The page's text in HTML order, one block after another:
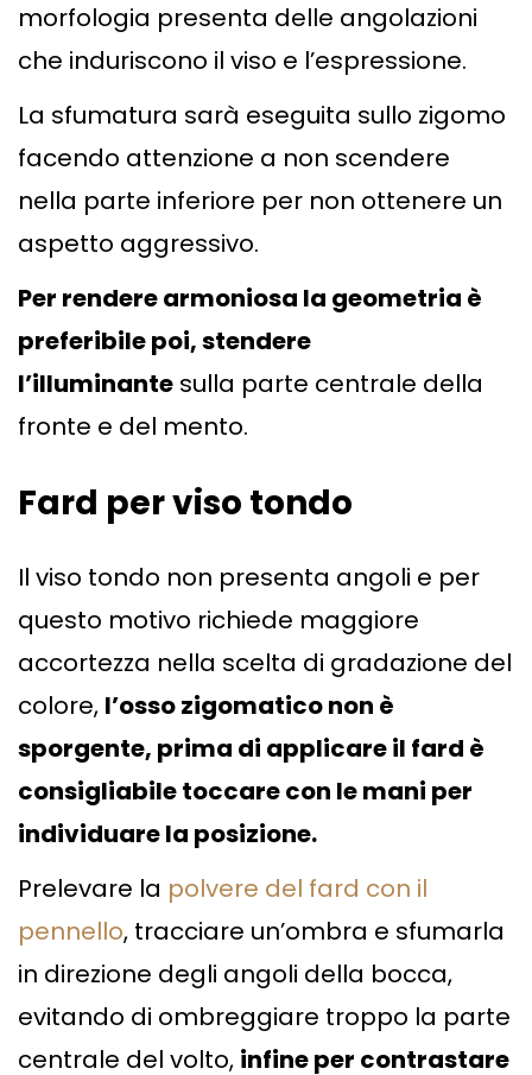
morfologia presenta delle angolazioni
che induriscono il viso e l’espressione.
La sfumatura sarà eseguita sullo zigomo
facendo attenzione a non scendere
nella parte inferiore per non ottenere un
aspetto aggressivo.
Per rendere armoniosa la geometria è
preferibile poi, stendere
l’illuminante sulla parte centrale della
fronte e del mento.
Fard per viso tondo
Il viso tondo non presenta angoli e per
questo motivo richiede maggiore
accortezza nella scelta di gradazione del
colore, l’osso zigomatico non è
sporgente, prima di applicare il fard è
consigliabile toccare con le mani per
individuare la posizione.
Prelevare la polvere del fard con il
pennello, tracciare un’ombra e sfumarla
in direzione degli angoli della bocca,
evitando di ombreggiare troppo la parte
centrale del volto, infine per contrastare